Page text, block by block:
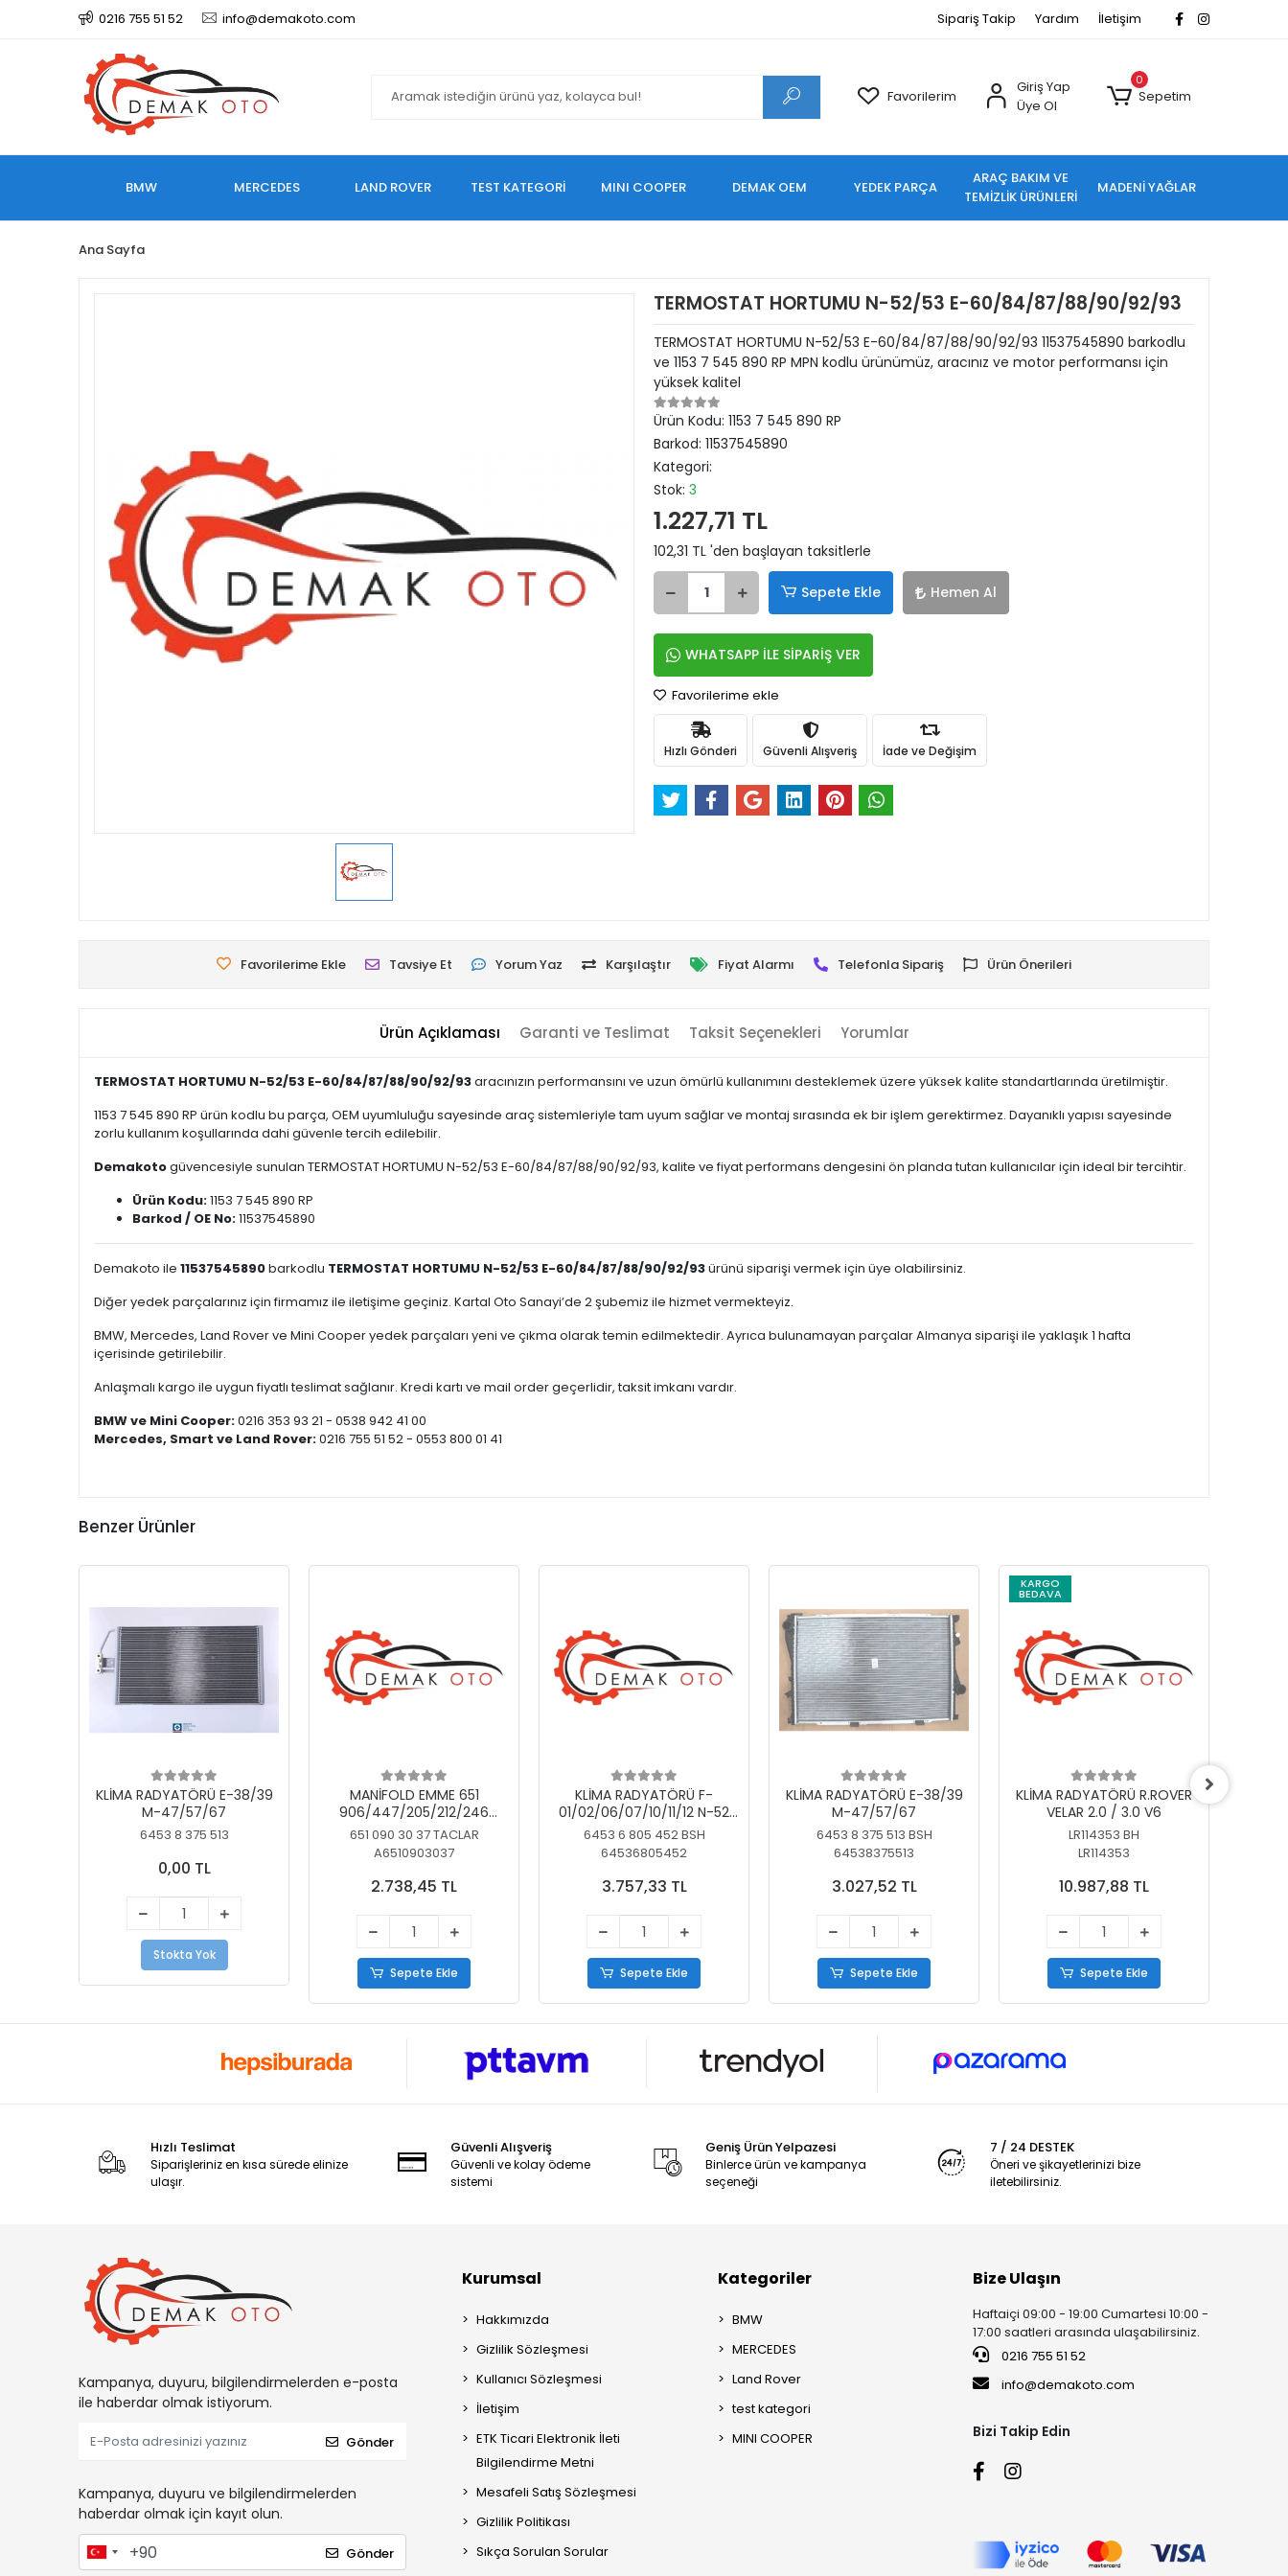
0216 755 51 52 info@demakoto.com Sipariş Takip Yardım İletişim
Favorilerim
Giriş Yap
Üye Ol
0
Sepetim
BMW MERCEDES LAND ROVER TEST KATEGORİ MINI COOPER DEMAK OEM YEDEK PARÇA
ARAÇ BAKIM VE
TEMİZLİK ÜRÜNLERİ
MADENİ YAĞLAR
Ana Sayfa
TERMOSTAT HORTUMU N-52/53 E-60/84/87/88/90/92/93
TERMOSTAT HORTUMU N-52/53 E-60/84/87/88/90/92/93 11537545890 barkodlu
ve 1153 7 545 890 RP MPN kodlu ürünümüz, aracınız ve motor performansı için
yüksek kalitel
Ürün Kodu: 1153 7 545 890 RP
Barkod: 11537545890
Kategori:
Stok: 3
1.227,71 TL
102,31 TL 'den başlayan taksitlerle
Sepete Ekle Hemen Al
WHATSAPP İLE SİPARİŞ VER
Favorilerime ekle
Hızlı Gönderi Güvenli Alışveriş İade ve Değişim
Favorilerime Ekle Tavsiye Et Yorum Yaz Karşılaştır Fiyat Alarmı Telefonla Sipariş Ürün Önerileri
Ürün Açıklaması Garanti ve Teslimat Taksit Seçenekleri Yorumlar
TERMOSTAT HORTUMU N-52/53 E-60/84/87/88/90/92/93aracınızın performansını ve uzun ömürlü kullanımını desteklemek üzere yüksek kalite standartlarında üretilmiştir.
1153 7 545 890 RP ürün kodlu bu parça, OEM uyumluluğu sayesinde araç sistemleriyle tam uyum sağlar ve montaj sırasında ek bir işlem gerektirmez. Dayanıklı yapısı sayesinde
zorlu kullanım koşullarında dahi güvenle tercih edilebilir.
Demakotogüvencesiyle sunulan TERMOSTAT HORTUMU N-52/53 E-60/84/87/88/90/92/93, kalite ve fiyat performans dengesini ön planda tutan kullanıcılar için ideal bir tercihtir.
Ürün Kodu:1153 7 545 890 RP
Barkod / OE No:11537545890
Demakoto ile 11537545890barkodlu TERMOSTAT HORTUMU N-52/53 E-60/84/87/88/90/92/93ürünü siparişi vermek için üye olabilirsiniz.
Diğer yedek parçalarınız için firmamız ile iletişime geçiniz. Kartal Oto Sanayi’de 2 şubemiz ile hizmet vermekteyiz.
BMW, Mercedes, Land Rover ve Mini Cooper yedek parçaları yeni ve çıkma olarak temin edilmektedir. Ayrıca bulunamayan parçalar Almanya siparişi ile yaklaşık 1 hafta
içerisinde getirilebilir.
Anlaşmalı kargo ile uygun fiyatlı teslimat sağlanır. Kredi kartı ve mail order geçerlidir, taksit imkanı vardır.
BMW ve Mini Cooper:0216 353 93 21 - 0538 942 41 00
Mercedes, Smart ve Land Rover:0216 755 51 52 - 0553 800 01 41
Benzer Ürünler
KLİMA RADYATÖRÜ E-38/39
M-47/57/67
6453 8 375 513
0,00 TL
Stokta Yok
MANİFOLD EMME 651
906/447/205/212/246
KELEBEKSİZ
651 090 30 37 TACLAR
A6510903037
2.738,45 TL
Sepete Ekle
KLİMA RADYATÖRÜ F-
01/02/06/07/10/11/12 N-52
N/N-53/57/63
6453 6 805 452 BSH
64536805452
3.757,33 TL
Sepete Ekle
KLİMA RADYATÖRÜ E-38/39
M-47/57/67
6453 8 375 513 BSH
64538375513
3.027,52 TL
Sepete Ekle
KARGO
BEDAVA
KLİMA RADYATÖRÜ R.ROVER
VELAR 2.0 / 3.0 V6
LR114353 BH
LR114353
10.987,88 TL
Sepete Ekle
Hızlı Teslimat
Siparişleriniz en kısa sürede elinize
ulaşır.
Güvenli Alışveriş
Güvenli ve kolay ödeme
sistemi
Geniş Ürün Yelpazesi
Binlerce ürün ve kampanya
seçeneği
7 / 24 DESTEK
Öneri ve şikayetlerinizi bize
iletebilirsiniz.
Kampanya, duyuru, bilgilendirmelerden e-posta
ile haberdar olmak istiyorum.
Gönder
Kampanya, duyuru ve bilgilendirmelerden
haberdar olmak için kayıt olun.
Gönder
Kurumsal
Hakkımızda
Gizlilik Sözleşmesi
Kullanıcı Sözleşmesi
İletişim
ETK Ticari Elektronik İleti
Bilgilendirme Metni
Mesafeli Satış Sözleşmesi
Gizlilik Politikası
Sıkça Sorulan Sorular
Kategoriler
BMW
MERCEDES
Land Rover
test kategori
MINI COOPER
Bize Ulaşın
Haftaiçi 09:00 - 19:00 Cumartesi 10:00 -
17:00 saatleri arasında ulaşabilirsiniz.
0216 755 51 52
info@demakoto.com
Bizi Takip Edin